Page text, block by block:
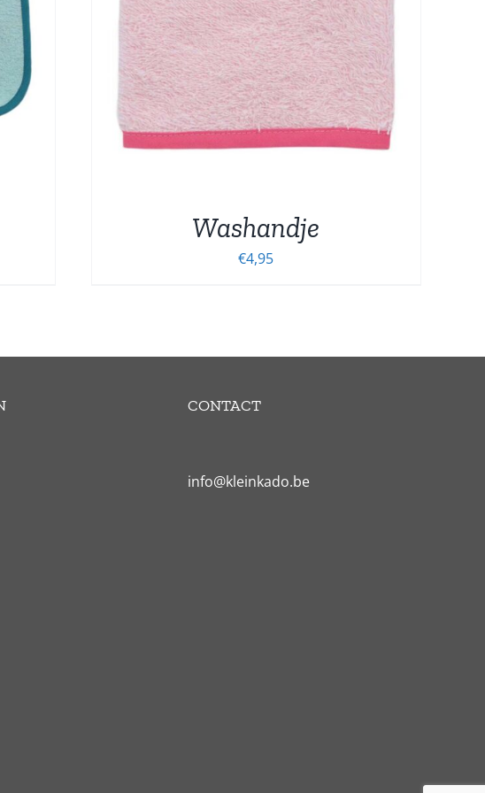
Washandje
€4,95
CONTACT
info@kleinkado.be